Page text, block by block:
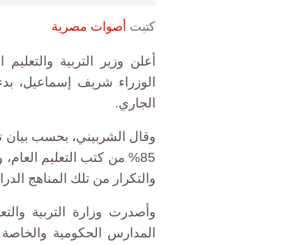
كتبت أصوات مصرية
أعلن وزير التربية
الجاري.
وقال الشربيني، بحسب بيان
والتكرار من تلك المناهج
وأصدرت وزارة التربية
المدارس الحكومية